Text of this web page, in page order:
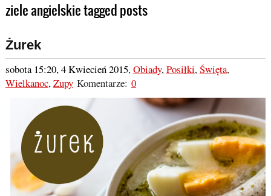
ziele angielskie tagged posts
Żurek
sobota 15:20, 4 Kwiecień 2015,Obiady,Posiłki,Święta,
Wielkanoc,ZupyKomentarze: 0